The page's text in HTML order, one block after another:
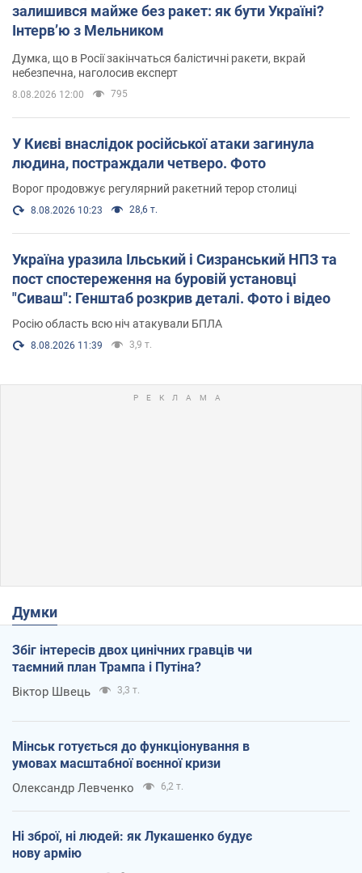
залишився майже без ракет: як бути Україні?
Інтерв’ю з Мельником
Думка, що в Росії закінчаться балістичні ракети, вкрай
небезпечна, наголосив експерт
8.08.2026 12:00 795
У Києві внаслідок російської атаки загинула
людина, постраждали четверо. Фото
Ворог продовжує регулярний ракетний терор столиці
8.08.2026 10:23 28,6 т.
Україна уразила Ільський і Сизранський НПЗ та
пост спостереження на буровій установці
"Сиваш": Генштаб розкрив деталі. Фото і відео
Росію область всю ніч атакували БПЛА
8.08.2026 11:39 3,9 т.
Думки
Збіг інтересів двох цинічних гравців чи
таємний план Трампа і Путіна?
Віктор Швець 3,3 т.
Мінськ готується до функціонування в
умовах масштабної воєнної кризи
Олександр Левченко 6,2 т.
Ні зброї, ні людей: як Лукашенко будує
нову армію